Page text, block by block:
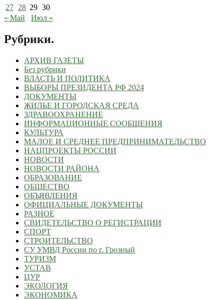
27 28 29 30
« Май
Июл »
Рубрики.
АРХИВ ГАЗЕТЫ
Без рубрики
ВЛАСТЬ И ПОЛИТИКА
ВЫБОРЫ ПРЕЗИДЕНТА РФ 2024
ДОКУМЕНТЫ
ЖИЛЬЕ И ГОРОДСКАЯ СРЕДА
ЗДРАВООХРАНЕНИЕ
ИНФОРМАЦИОННЫЕ СООБЩЕНИЯ
КУЛЬТУРА
МАЛОЕ И СРЕДНЕЕ ПРЕДПРИНИМАТЕЛЬСТВО
НАЦПРОЕКТЫ РОССИИ
НОВОСТИ
НОВОСТИ РАЙОНА
ОБРАЗОВАНИЕ
ОБЩЕСТВО
ОБЪЯВЛЕНИЯ
ОФИЦИАЛЬНЫЕ ДОКУМЕНТЫ
РАЗНОЕ
СВИДЕТЕЛЬСТВО О РЕГИСТРАЦИИ
СПОРТ
СТРОИТЕЛЬСТВО
СУ УМВД России по г. Грозный
ТУРИЗМ
УСТАВ
ЦУР
ЭКОЛОГИЯ
ЭКОНОМИКА